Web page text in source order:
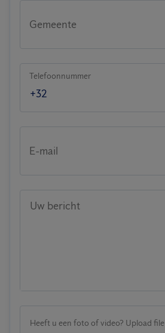
Gemeente
Telefoonnummer
E-mail
Uw bericht
Heeft u een foto of video? Upload file